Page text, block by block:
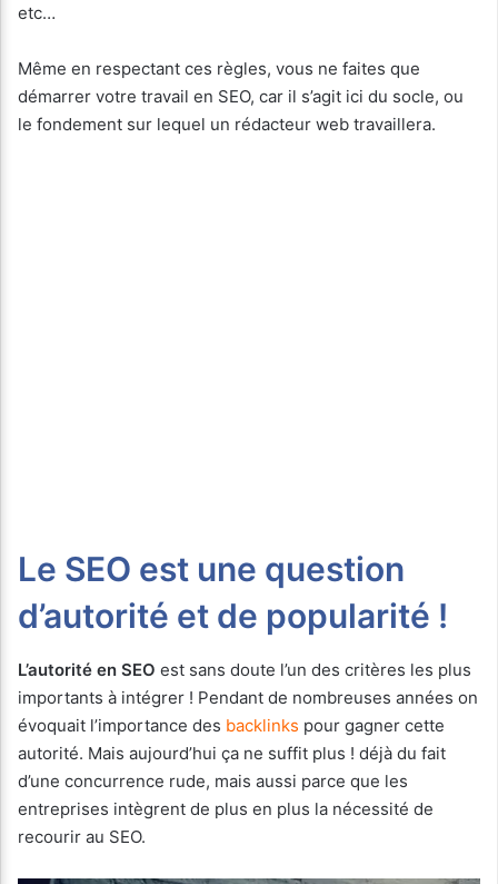
etc…
Même en respectant ces règles, vous ne faites que
démarrer votre travail en SEO, car il s’agit ici du socle, ou
le fondement sur lequel un rédacteur web travaillera.
Le SEO est une question
d’autorité et de popularité !
L’autorité en SEO est sans doute l’un des critères les plus
importants à intégrer ! Pendant de nombreuses années on
évoquait l’importance des backlinks pour gagner cette
autorité. Mais aujourd’hui ça ne suffit plus ! déjà du fait
d’une concurrence rude, mais aussi parce que les
entreprises intègrent de plus en plus la nécessité de
recourir au SEO.